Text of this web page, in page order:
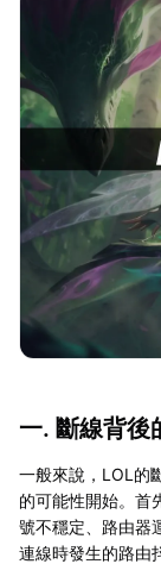
一. 斷線背後
一般來說，LOL的
的可能性開始。首
號不穩定、路由器
連線時發生的路由